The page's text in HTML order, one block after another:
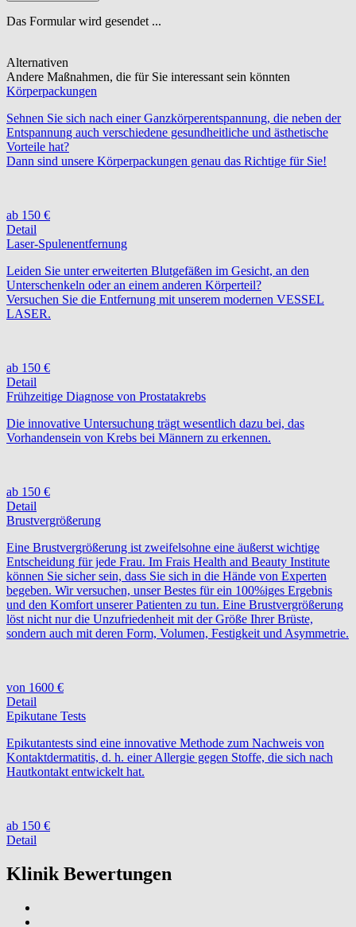
Das Formular wird gesendet ...
Alternativen
Andere Maßnahmen, die für Sie interessant sein könnten
Körperpackungen
Sehnen Sie sich nach einer Ganzkörperentspannung, die neben der
Entspannung auch verschiedene gesundheitliche und ästhetische
Vorteile hat?
Dann sind unsere Körperpackungen genau das Richtige für Sie!
ab 150 €
Detail
Laser-Spulenentfernung
Leiden Sie unter erweiterten Blutgefäßen im Gesicht, an den
Unterschenkeln oder an einem anderen Körperteil?
Versuchen Sie die Entfernung mit unserem modernen VESSEL
LASER.
ab 150 €
Detail
Frühzeitige Diagnose von Prostatakrebs
Die innovative Untersuchung trägt wesentlich dazu bei, das
Vorhandensein von Krebs bei Männern zu erkennen.
ab 150 €
Detail
Brustvergrößerung
Eine Brustvergrößerung ist zweifelsohne eine äußerst wichtige
Entscheidung für jede Frau. Im Frais Health and Beauty Institute
können Sie sicher sein, dass Sie sich in die Hände von Experten
begeben. Wir versuchen, unser Bestes für ein 100%iges Ergebnis
und den Komfort unserer Patienten zu tun. Eine Brustvergrößerung
löst nicht nur die Unzufriedenheit mit der Größe Ihrer Brüste,
sondern auch mit deren Form, Volumen, Festigkeit und Asymmetrie.
von 1600 €
Detail
Epikutane Tests
Epikutantests sind eine innovative Methode zum Nachweis von
Kontaktdermatitis, d. h. einer Allergie gegen Stoffe, die sich nach
Hautkontakt entwickelt hat.
ab 150 €
Detail
Klinik Bewertungen